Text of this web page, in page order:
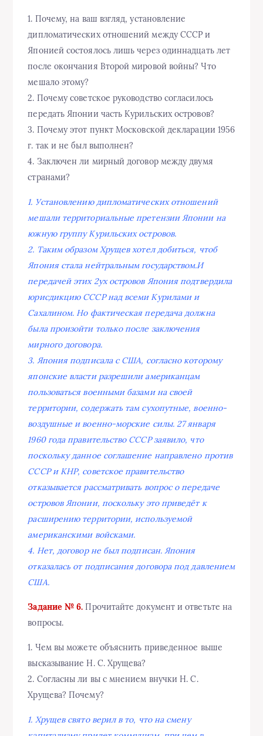
1. Почему, на ваш взгляд, установление
дипломатических отношений между СССР и
Японией состоялось лишь через одиннадцать лет
после окончания Второй мировой войны? Что
мешало этому?
2. Почему советское руководство согласилось
передать Японии часть Курильских островов?
3. Почему этот пункт Московской декларации 1956
г. так и не был выполнен?
4. Заключен ли мирный договор между двумя
странами?
1. Установлению дипломатических отношений
мешали территориальные претензии Японии на
южную группу Курильских островов.
2. Таким образом Хрущев хотел добиться, чтоб
Япония стала нейтральным государством.И
передачей этих 2ух островов Япония подтвердила
юрисдикцию СССР над всеми Курилами и
Сахалином. Но фактическая передача должна
была произойти только после заключения
мирного договора.
3. Япония подписала с США, согласно которому
японские власти разрешили американцам
пользоваться военными базами на своей
территории, содержать там сухопутные, военно-
воздушные и военно-морские силы. 27 января
1960 года правительство СССР заявило, что
поскольку данное соглашение направлено против
СССР и КНР, советское правительство
отказывается рассматривать вопрос о передаче
островов Японии, поскольку это приведёт к
расширению территории, используемой
американскими войсками.
4. Нет, договор не был подписан. Япония
отказалась от подписания договора под давлением
США.
Задание № 6. Прочитайте документ и ответьте на
вопросы.
1. Чем вы можете объяснить приведенное выше
высказывание Н. С. Хрущева?
2. Согласны ли вы с мнением внучки Н. С.
Хрущева? Почему?
1. Хрущев свято верил в то, что на смену